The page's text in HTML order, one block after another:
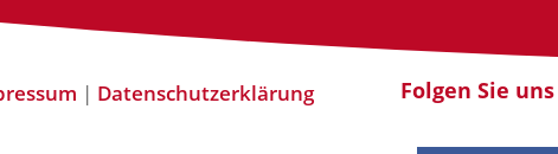
| Datenschutzerklärung Folgen Sie